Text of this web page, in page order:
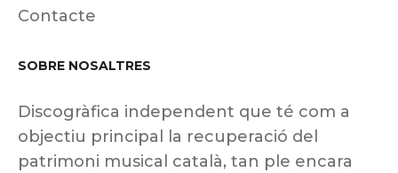
Contacte
SOBRE NOSALTRES
Discogràfica independent que té com a
objectiu principal la recuperació del
patrimoni musical català, tan ple encara